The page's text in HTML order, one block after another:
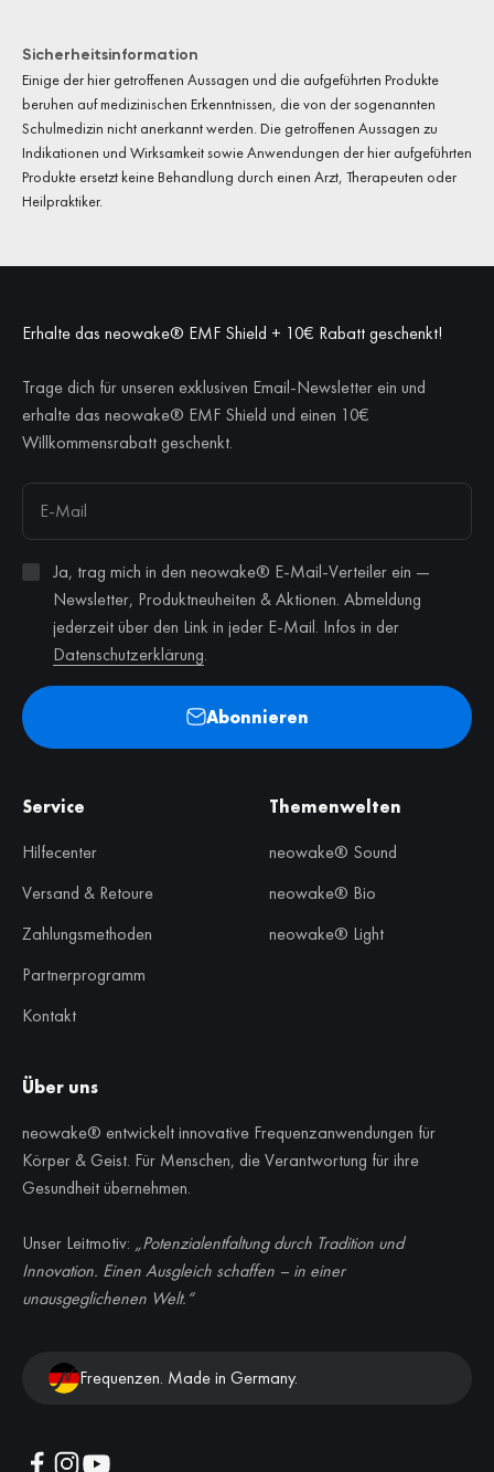
Sicherheitsinformation
Einige der hier getroffenen Aussagen und die aufgeführten Produkte
beruhen auf medizinischen Erkenntnissen, die von der sogenannten
Schulmedizin nicht anerkannt werden. Die getroffenen Aussagen zu
Indikationen und Wirksamkeit sowie Anwendungen der hier aufgeführten
Produkte ersetzt keine Behandlung durch einen Arzt, Therapeuten oder
Heilpraktiker.
Erhalte das neowake® EMF Shield + 10€ Rabatt geschenkt!
Trage dich für unseren exklusiven Email-Newsletter ein und
erhalte das neowake® EMF Shield und einen 10€
Willkommensrabatt geschenkt.
E-Mail
Ja, trag mich in den neowake® E-Mail-Verteiler ein —
Newsletter, Produktneuheiten & Aktionen. Abmeldung
jederzeit über den Link in jeder E-Mail. Infos in der
Datenschutzerklärung.
Abonnieren
Service
Hilfecenter
Versand & Retoure
Zahlungsmethoden
Partnerprogramm
Kontakt
Themenwelten
neowake® Sound
neowake® Bio
neowake® Light
Über uns
neowake® entwickelt innovative Frequenzanwendungen für
Körper & Geist. Für Menschen, die Verantwortung für ihre
Gesundheit übernehmen.
Unser Leitmotiv: „Potenzialentfaltung durch Tradition und
Innovation. Einen Ausgleich schaffen – in einer
unausgeglichenen Welt.“
Frequenzen. Made in Germany.